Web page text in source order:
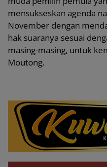
mensukseskan agenda
November dengan
hak suaranya sesuai
masing-masing, untuk
Moutong.